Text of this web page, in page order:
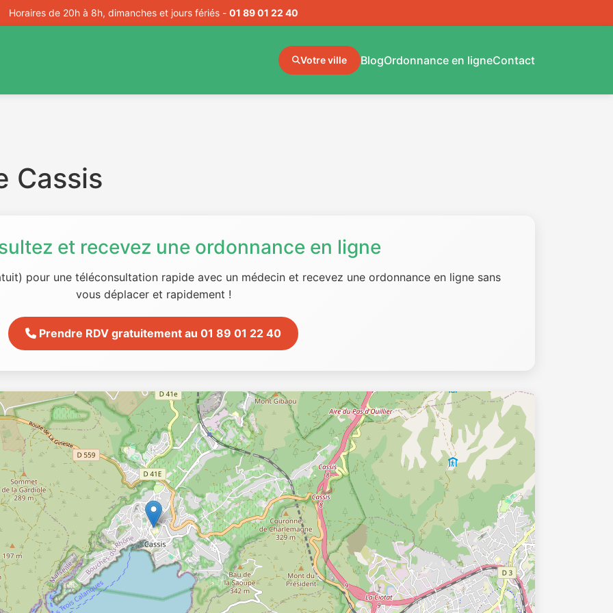
Horaires de 20h à 8h, dimanches et jours fériés - 01 89 01 22 40
Votre ville BlogOrdonnance en ligneContact
Cassis
et recevez une ordonnance en ligne
pour une téléconsultation rapide avec un médecin et recevez une ordonnance en ligne sans
vous déplacer et rapidement !
Prendre RDV gratuitement au 01 89 01 22 40